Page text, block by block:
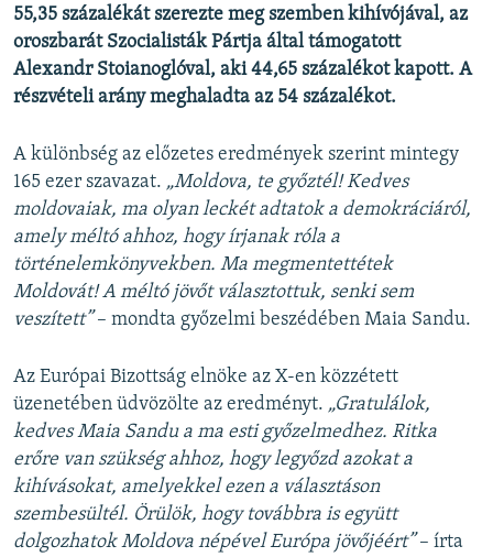
55,35 százalékát szerezte meg szemben kihívójával, az
oroszbarát Szocialisták Pártja által támogatott
Alexandr Stoianoglóval, aki 44,65 százalékot kapott. A
részvételi arány meghaladta az 54 százalékot.
A különbség az előzetes eredmények szerint mintegy
165 ezer szavazat. „Moldova, te győztél! Kedves
moldovaiak, ma olyan leckét adtatok a demokráciáról,
amely méltó ahhoz, hogy írjanak róla a
történelemkönyvekben. Ma megmentettétek
Moldovát! A méltó jövőt választottuk, senki sem
veszített”– mondta győzelmi beszédében Maia Sandu.
Az Európai Bizottság elnöke az X-en közzétett
üzenetében üdvözölte az eredményt. „Gratulálok,
kedves Maia Sandu a ma esti győzelmedhez. Ritka
erőre van szükség ahhoz, hogy legyőzd azokat a
kihívásokat, amelyekkel ezen a választáson
szembesültél. Örülök, hogy továbbra is együtt
dolgozhatok Moldova népével Európa jövőjéért”– írta